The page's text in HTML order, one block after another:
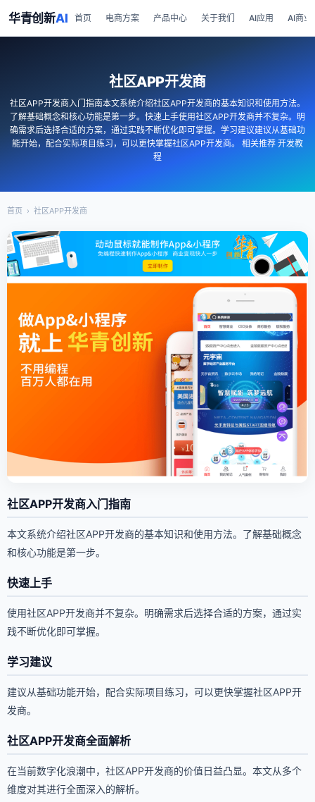
华青创新AI 首页 电商方案 产品中心 关于我们 AI应用 AI商业
社区APP开发商
社区APP开发商入门指南本文系统介绍社区APP开发商的基本知识和使用方法。
了解基础概念和核心功能是第一步。快速上手使用社区APP开发商并不复杂。明
确需求后选择合适的方案，通过实践不断优化即可掌握。学习建议建议从基础功
能开始，配合实际项目练习，可以更快掌握社区APP开发商。 相关推荐 开发教
程
首页 › 社区APP开发商
社区APP开发商入门指南
本文系统介绍社区APP开发商的基本知识和使用方法。了解基础概念
和核心功能是第一步。
快速上手
使用社区APP开发商并不复杂。明确需求后选择合适的方案，通过实
践不断优化即可掌握。
学习建议
建议从基础功能开始，配合实际项目练习，可以更快掌握社区APP开
发商。
社区APP开发商全面解析
在当前数字化浪潮中，社区APP开发商的价值日益凸显。本文从多个
维度对其进行全面深入的解析。